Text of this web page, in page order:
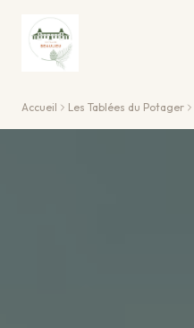
Accueil Les Tablées du Potager